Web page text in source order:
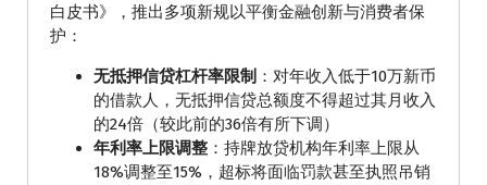
白皮书》，推出多项新规以平衡金融创新与消费者保
护：
无抵押信贷杠杆率限制 ：对年收入低于10万新币
的借款人，无抵押信贷总额度不得超过其月收入
的24倍（较此前的36倍有所下调）
年利率上限调整 ：持牌放贷机构年利率上限从
18%调整至15%，超标将面临罚款甚至执照吊销